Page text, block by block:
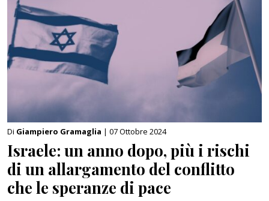
Di Giampiero Gramaglia | 07 Ottobre 2024
Israele: un anno dopo, più i rischi
di un allargamento del conflitto
che le speranze di pace